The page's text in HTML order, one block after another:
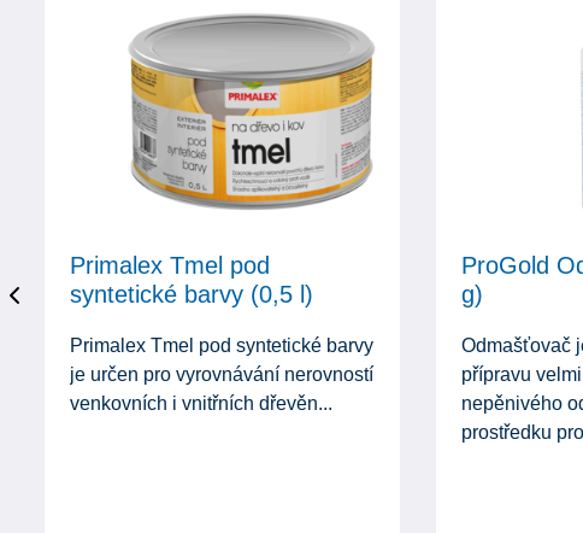
Primalex Tmel pod
syntetické barvy (0,5 l)
Primalex Tmel pod syntetické barvy
je určen pro vyrovnávání nerovností
venkovních i vnitřních dřevěn...
ProGold
g)
Odmašťovač
přípravu
nepěnivého
prostředku